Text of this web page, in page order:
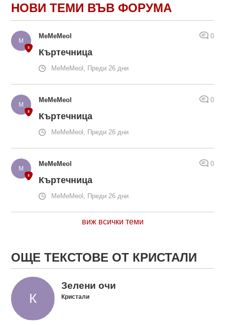
НОВИ ТЕМИ ВЪВ ФОРУМА
MeMeMeol 0
Къртечница
MeMeMeol, Преди 26 дни
MeMeMeol 0
Къртечница
MeMeMeol, Преди 26 дни
MeMeMeol 0
Къртечница
MeMeMeol, Преди 26 дни
виж всички теми
ОЩЕ ТЕКСТОВЕ ОТ КРИСТАЛИ
Зелени очи
Кристали